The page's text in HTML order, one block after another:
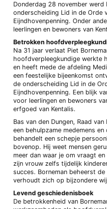
Donderdag 28 november werd
onderscheiding Lid in de Orde
Eijndhovenpenning. Onder
leerlingen en bewoners van
Betrokken
Na 31 jaar verlaat Piet
hoofdverpleegkundige werkte
en heeft mede de afdeling
een feestelijke bijeenkomst
de onderscheiding Lid in de
Eijndhovenpenning. Een blijk
voor leerlingen en bewoners
erfgoed van Kentalis.
Bas van den Dungen, Raad
een behulpzame medemens
behandelt een schepje
bovenop. Hij weet mensen
meer dan waar je om vraagt
zijn vrouw zelfs tijdelijk
succes. Borneman beheerst
verhoudt zich op bijzondere
Levend geschiedenisboek
De betrokkenheid van